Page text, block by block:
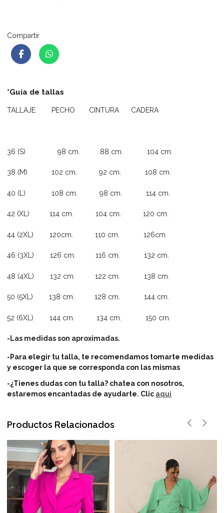
Compartir
*Guía de tallas
TALLAJE PECHO CINTURA CADERA
36 (S) 98 cm. 88 cm. 104 cm.
38 (M) 102 cm. 92 cm. 108 cm.
40 (L) 108 cm. 98 cm. 114 cm.
42 (XL) 114 cm. 104 cm. 120 cm.
44 (2XL) 120cm. 110 cm. 126cm.
46 (3XL) 126 cm. 116 cm. 132 cm.
48 (4XL) 132 cm. 122 cm. 138 cm.
50 (5XL) 138 cm. 128 cm. 144 cm.
52 (6XL) 144 cm. 134 cm. 150 cm.
-Las medidas son aproximadas.
-Para elegir tu talla, te recomendamos tomarte medidas
y escoger la que se corresponda con las mismas
-¿Tienes dudas con tu talla? chatea con nosotros,
estaremos encantadas de ayudarte. Clic aquí
Productos Relacionados